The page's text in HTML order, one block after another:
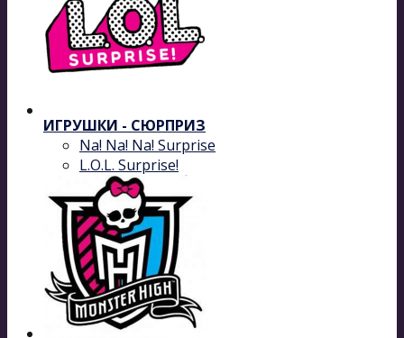
ИГРУШКИ - СЮРПРИЗ
Na! Na! Na! Surprise
L.O.L. Surprise!